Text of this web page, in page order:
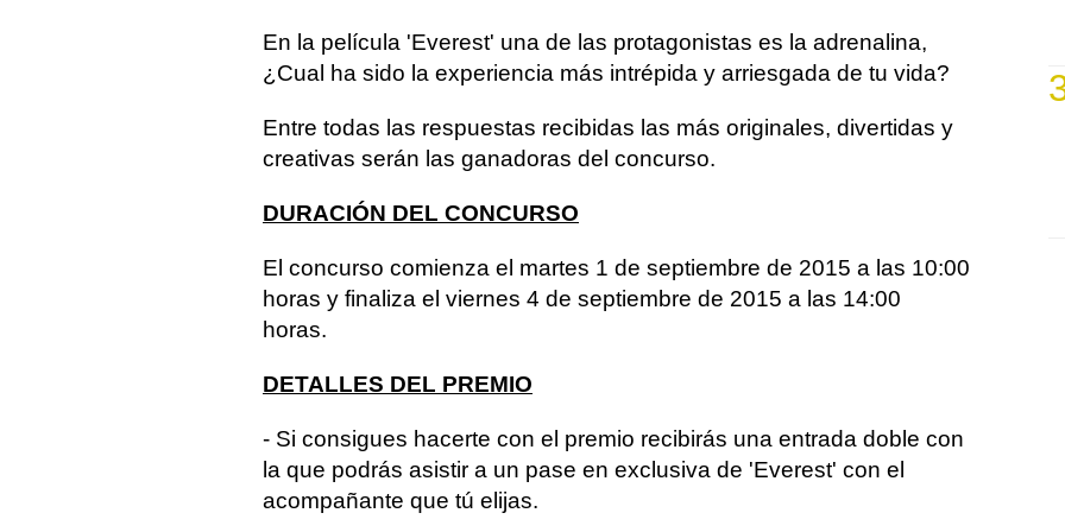
En la película 'Everest' una de las protagonistas es la adrenalina,
¿Cual ha sido la experiencia más intrépida y arriesgada de tu vida?
Entre todas las respuestas recibidas las más originales, divertidas y
creativas serán las ganadoras del concurso.
DURACIÓN DEL CONCURSO
El concurso comienza el martes 1 de septiembre de 2015 a las 10:00
horas y finaliza el viernes 4 de septiembre de 2015 a las 14:00
horas.
DETALLES DEL PREMIO
- Si consigues hacerte con el premio recibirás una entrada doble con
la que podrás asistir a un pase en exclusiva de 'Everest' con el
acompañante que tú elijas.